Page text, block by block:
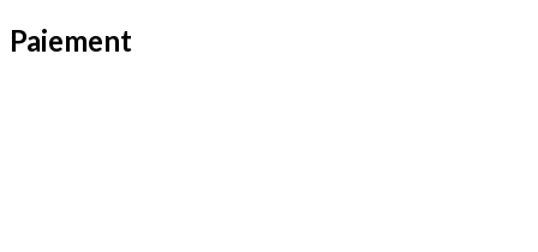
Paiement